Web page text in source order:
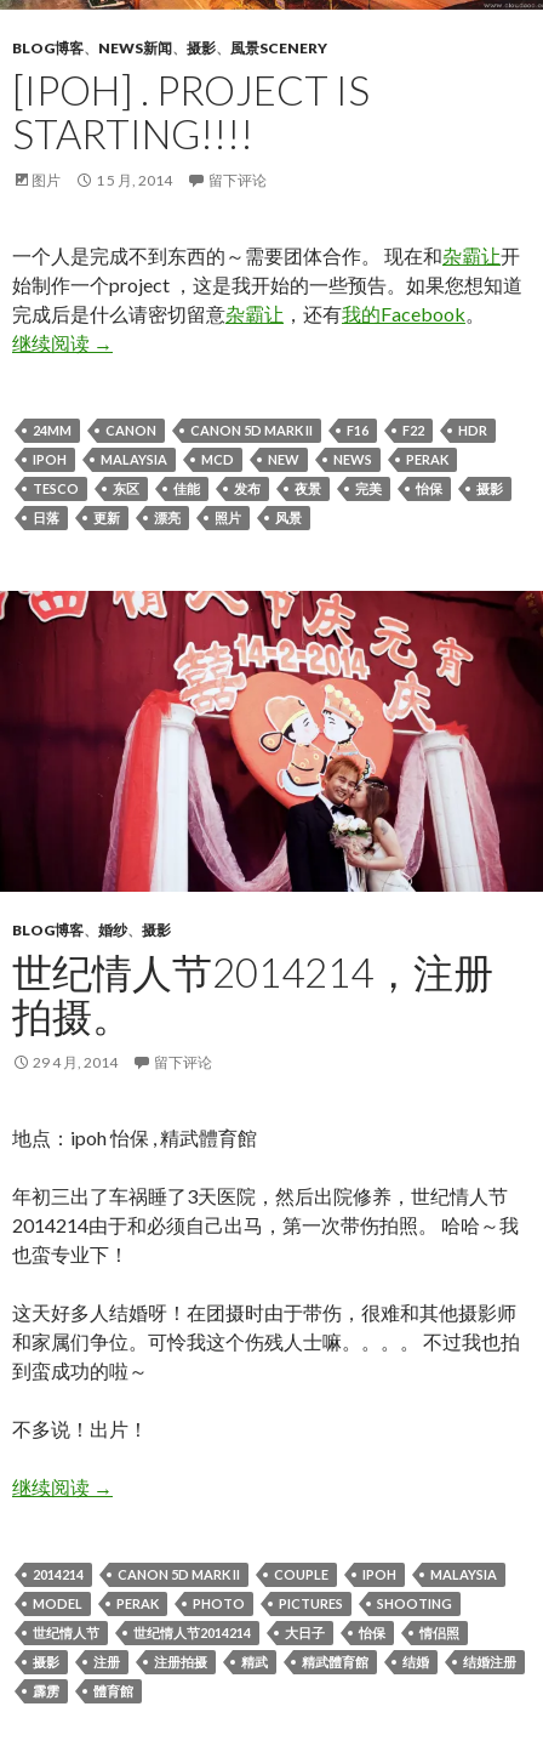
BLOG博客、 NEWS新闻、 摄影、 風景SCENERY
[IPOH] . PROJECT IS
STARTING!!!!
图片 1 5 月, 2014 留下评论
一个人是完成不到东西的～需要团体合作。 现在和杂霸让开
始制作一个project ，这是我开始的一些预告。如果您想知道
完成后是什么请密切留意杂霸让 ，还有我的Facebook。
继续阅读[IPOH] . Project is Starting!!!!
→
24MM CANON CANON 5D MARK II F16 F22
HDR
IPOH
MALAYSIA MCD NEW NEWS
PERAK
TESCO
东区 佳能 发布 夜景 完美 怡保
摄影
日落
更新 漂亮 照片 风景
BLOG博客、 婚纱、 摄影
世纪情人节2014214，注册
拍摄。
29 4 月, 2014 留下评论
地点：ipoh 怡保 , 精武體育館
年初三出了车祸睡了3天医院，然后出院修养，世纪情人节
2014214由于和必须自己出马，第一次带伤拍照。 哈哈～我
也蛮专业下！
这天好多人结婚呀！在团摄时由于带伤，很难和其他摄影师
和家属们争位。可怜我这个伤残人士嘛。。。。 不过我也拍
到蛮成功的啦～
不多说！出片！
继续阅读世纪情人节2014214，注册拍摄。
→
2014214 CANON 5D MARK II COUPLE IPOH
MALAYSIA
MODEL
PERAK PHOTO PICTURES
SHOOTING
世纪情人节
世纪情人节2014214 大日子 怡保
情侣照
摄影
注册 注册拍摄 精武 精武體育館 结婚
结婚注册
霹雳
體育館